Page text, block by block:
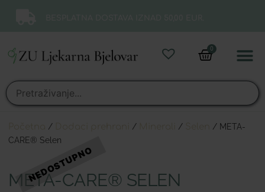
0
/ / /
/ META-
CARE® Selen
META-CARE® SELEN